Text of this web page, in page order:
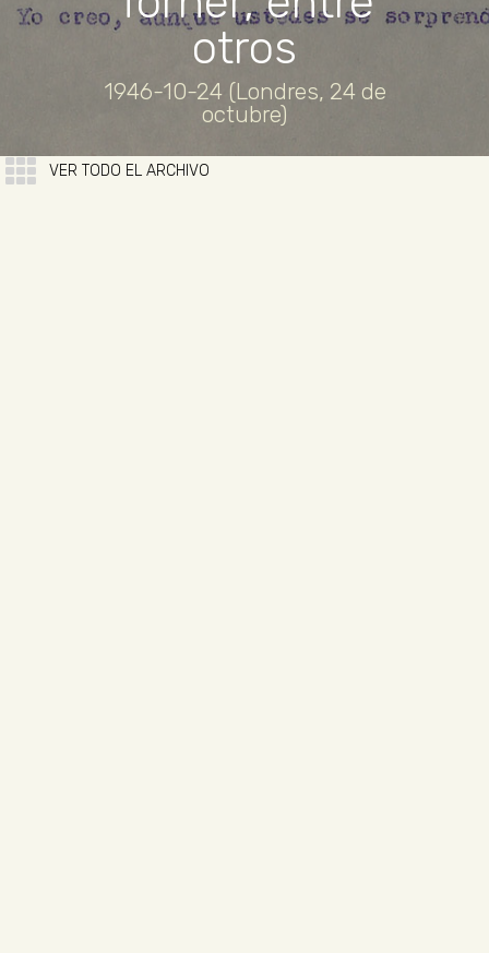
otros
1946-10-24 (Londres, 24 de
octubre)
VER TODO EL ARCHIVO